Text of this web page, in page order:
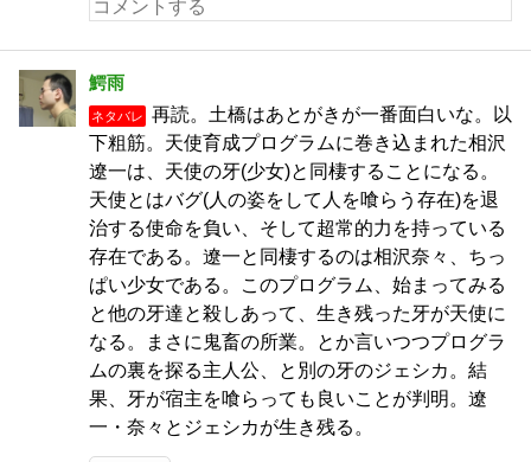
鰐雨
ネタバレ
再読。土橋はあとがきが一番面白いな。以
下粗筋。天使育成プログラムに巻き込まれた相沢
遼一は、天使の牙(少女)と同棲することになる。
天使とはバグ(人の姿をして人を喰らう存在)を退
治する使命を負い、そして超常的力を持っている
存在である。遼一と同棲するのは相沢奈々、ちっ
ぱい少女である。このプログラム、始まってみる
と他の牙達と殺しあって、生き残った牙が天使に
なる。まさに鬼畜の所業。とか言いつつプログラ
ムの裏を探る主人公、と別の牙のジェシカ。結
果、牙が宿主を喰らっても良いことが判明。遼
一・奈々とジェシカが生き残る。